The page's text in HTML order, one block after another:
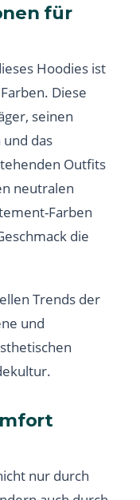
für
Hoodies ist
Diese
seinen
das
Outfits
neutralen
Farben
die
Trends der
und
nur durch